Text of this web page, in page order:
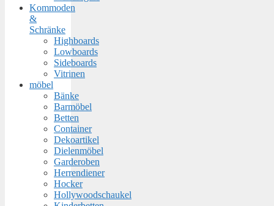
Kommoden
&
Schränke
Highboards
Lowboards
Sideboards
Vitrinen
möbel
Bänke
Barmöbel
Betten
Container
Dekoartikel
Dielenmöbel
Garderoben
Herrendiener
Hocker
Hollywoodschaukel